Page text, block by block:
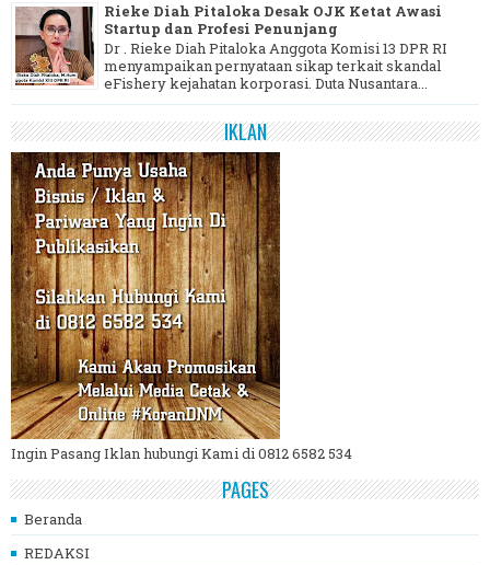
Rieke Diah Pitaloka Desak OJK Ketat Awasi
Startup dan Profesi Penunjang
Dr . Rieke Diah Pitaloka Anggota Komisi 13 DPR RI
menyampaikan pernyataan sikap terkait skandal
eFishery kejahatan korporasi. Duta Nusantara...
IKLAN
Ingin Pasang Iklan hubungi Kami di 0812 6582 534
PAGES
Beranda
REDAKSI